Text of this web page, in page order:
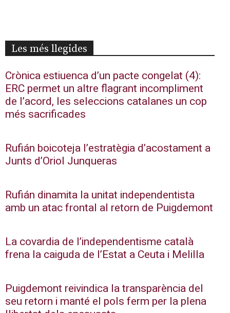
Les més llegides
Crònica estiuenca d’un pacte congelat (4):
ERC permet un altre flagrant incompliment
de l’acord, les seleccions catalanes un cop
més sacrificades
Rufián boicoteja l’estratègia d’acostament a
Junts d’Oriol Junqueras
Rufián dinamita la unitat independentista
amb un atac frontal al retorn de Puigdemont
La covardia de l’independentisme català
frena la caiguda de l’Estat a Ceuta i Melilla
Puigdemont reivindica la transparència del
seu retorn i manté el pols ferm per la plena